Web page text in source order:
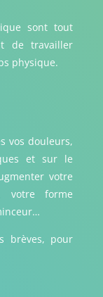
sont tout
de travailler
physique.
vos douleurs,
et sur le
votre
votre forme
brèves, pour